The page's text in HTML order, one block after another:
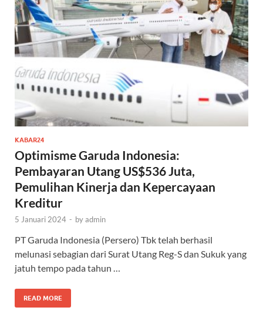
KABAR24
Optimisme Garuda Indonesia:
Pembayaran Utang US$536 Juta,
Pemulihan Kinerja dan Kepercayaan
Kreditur
5 Januari 2024 - byadmin
PT Garuda Indonesia (Persero) Tbk telah berhasil
melunasi sebagian dari Surat Utang Reg-S dan Sukuk yang
jatuh tempo pada tahun …
READ MORE